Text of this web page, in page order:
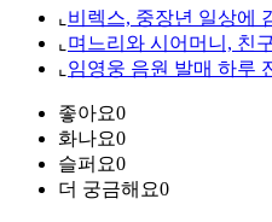
⌞ 비렉스, 중장년 일상에
⌞ 며느리와 시어머니, 친
⌞ 임영웅 음원 발매 하루
좋아요0
화나요0
슬퍼요0
더 궁금해요0